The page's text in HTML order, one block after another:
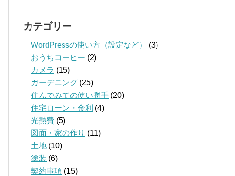
カテゴリー
WordPressの使い方（設定など）
(3)
おうちコーヒー (2)
カメラ (15)
ガーデニング (25)
住んでみての使い勝手 (20)
住宅ローン・金利 (4)
光熱費 (5)
図面・家の作り (11)
土地 (10)
塗装 (6)
契約事項 (15)